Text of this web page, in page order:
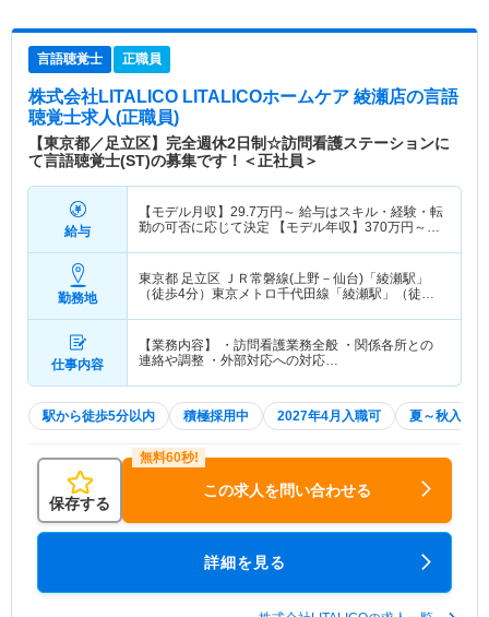
言語聴覚士 正職員
株式会社LITALICO LITALICOホームケア 綾瀬店の言語
聴覚士求人(正職員)
【東京都／足立区】完全週休2日制☆訪問看護ステーションに
て言語聴覚士(ST)の募集です！＜正社員＞
給与
【モデル月収】 29.7万円～ 給与はスキル・経験・転
勤の可否に応じて決定 【モデル年収】 370万円～
勤務地
東京都 足立区 ＪＲ常磐線(上野－仙台)「綾瀬駅」
（徒歩4分）東京メトロ千代田線「綾瀬駅」（徒歩4
仕事内容
【業務内容】 ・訪問看護業務全般 ・関係各所との
連絡や調整 ・外部対応への対応…
駅から徒歩5分以内 積極採用中 2027年4月入職可 夏～秋入職可
保存する
この求人を問い合わせる
詳細を見る